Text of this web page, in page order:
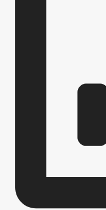
Сведения о
Муниципальный
Бюджет по годам
График приема граждан
Анализ обращений
Порядок